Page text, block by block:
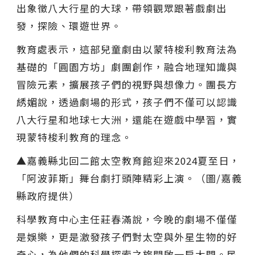
出象徵八大行星的大球，帶領觀眾跟著戲劇出
發，探險、環遊世界。
教育處表示，這部兒童劇由以蒙特梭利教育法為
基礎的「圓園方坊」劇團創作，融合地理知識與
冒險元素，擴展孩子們的視野與想像力。團長方
綉媚說，透過劇場的形式，孩子們不僅可以認識
八大行星和地球七大洲，還能在遊戲中學習，實
現蒙特梭利教育的理念。
▲嘉義縣北回二館太空教育館迎來2024夏至日，
「阿波菲斯」舞台劇打頭陣精彩上演。（圖/嘉義
縣政府提供）
科學教育中心主任莊春滿說，今晚的劇場不僅僅
是娛樂，更是激發孩子們對太空與外星生物的好